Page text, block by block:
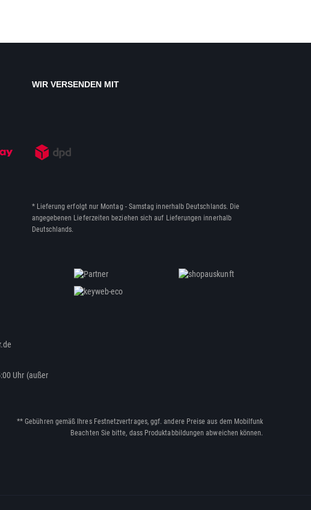
WIR VERSENDEN MIT
* Lieferung erfolgt nur Montag - Samstag innerhalb Deutschlands. Die
angegebenen Lieferzeiten beziehen sich auf Lieferungen innerhalb
Deutschlands.
Uhr (außer
** Gebühren gemäß Ihres Festnetzvertrages, ggf. andere Preise aus dem Mobilfunk
Beachten Sie bitte, dass Produktabbildungen abweichen können.